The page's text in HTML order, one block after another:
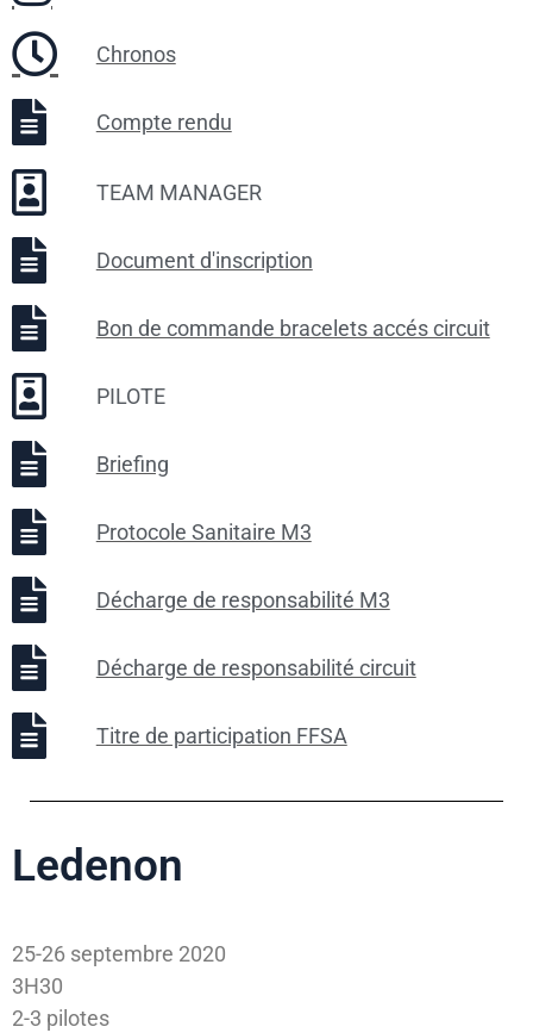
Chronos
Compte rendu
TEAM MANAGER
Document d'inscription
Bon de commande bracelets accés circuit
PILOTE
Briefing
Protocole Sanitaire M3
Décharge de responsabilité M3
Décharge de responsabilité circuit
Titre de participation FFSA
Ledenon
25-26 septembre 2020
3H30
2-3 pilotes